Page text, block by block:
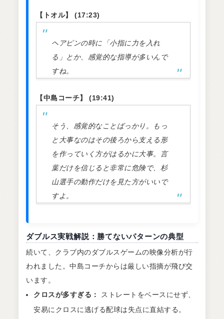
【トオル】 (17:23)
ヘアピンの時に「小指に力を入れ
る」とか、感覚的な指導が多いんで
すね。
【中島コーチ】 (19:41)
そう、感覚的なことばっかり。もっ
と大事なのはその後ろから支える形
を作っていく方がはるかに大事。言
葉だけを信じると非常に危険で、杉
山選手の動作だけを見た方がいいで
すよ。
ダブルス実戦解説：勝てないパターンの典型
続いて、クラブ内のダブルスゲームの映像分析が行
われました。中島コーチからは厳しい指摘が飛び交
います。
クロスが多すぎる：
ストレートをベースにせず、
安易にクロスに逃げる配球は失点に直結する。